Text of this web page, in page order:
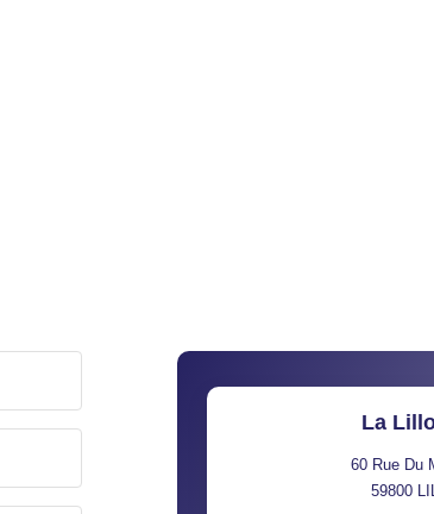
La
60 Rue Du
59800